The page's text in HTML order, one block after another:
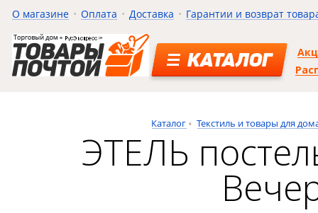
О магазине Оплата Доставка Гарантии и возврат
КАТАЛОГ
Каталог Текстиль и товары для
ЭТЕЛЬ